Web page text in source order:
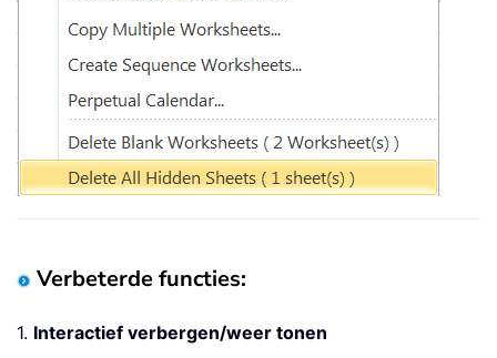
Verbeterde functies:
1. Interactief verbergen/weer tonen